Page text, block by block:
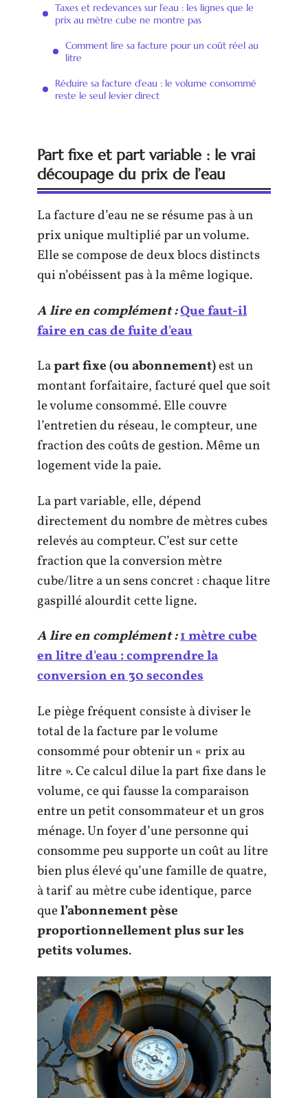
Taxes et redevances sur l’eau : les lignes que le
prix au mètre cube ne montre pas
Comment lire sa facture pour un coût réel au
litre
Réduire sa facture d’eau : le volume consommé
reste le seul levier direct
Part fixe et part variable : le vrai
découpage du prix de l’eau
La facture d’eau ne se résume pas à un
prix unique multiplié par un volume.
Elle se compose de deux blocs distincts
qui n’obéissent pas à la même logique.
A lire en complément :Que faut-il
faire en cas de fuite d'eau
Lapart fixe (ou abonnement)est un
montant forfaitaire, facturé quel que soit
le volume consommé. Elle couvre
l’entretien du réseau, le compteur, une
fraction des coûts de gestion. Même un
logement vide la paie.
La part variable, elle, dépend
directement du nombre de mètres cubes
relevés au compteur. C’est sur cette
fraction que la conversion mètre
cube/litre a un sens concret : chaque litre
gaspillé alourdit cette ligne.
A lire en complément :1 mètre cube
en litre d'eau : comprendre la
conversion en 30 secondes
Le piège fréquent consiste à diviser le
total de la facture par le volume
consommé pour obtenir un « prix au
litre ». Ce calcul dilue la part fixe dans le
volume, ce qui fausse la comparaison
entre un petit consommateur et un gros
ménage. Un foyer d’une personne qui
consomme peu supporte un coût au litre
bien plus élevé qu’une famille de quatre,
à tarif au mètre cube identique, parce
quel’abonnement pèse
proportionnellement plus sur les
petits volumes.